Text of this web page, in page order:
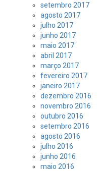
setembro 2017
agosto 2017
julho 2017
junho 2017
maio 2017
abril 2017
março 2017
fevereiro 2017
janeiro 2017
dezembro 2016
novembro 2016
outubro 2016
setembro 2016
agosto 2016
julho 2016
junho 2016
maio 2016